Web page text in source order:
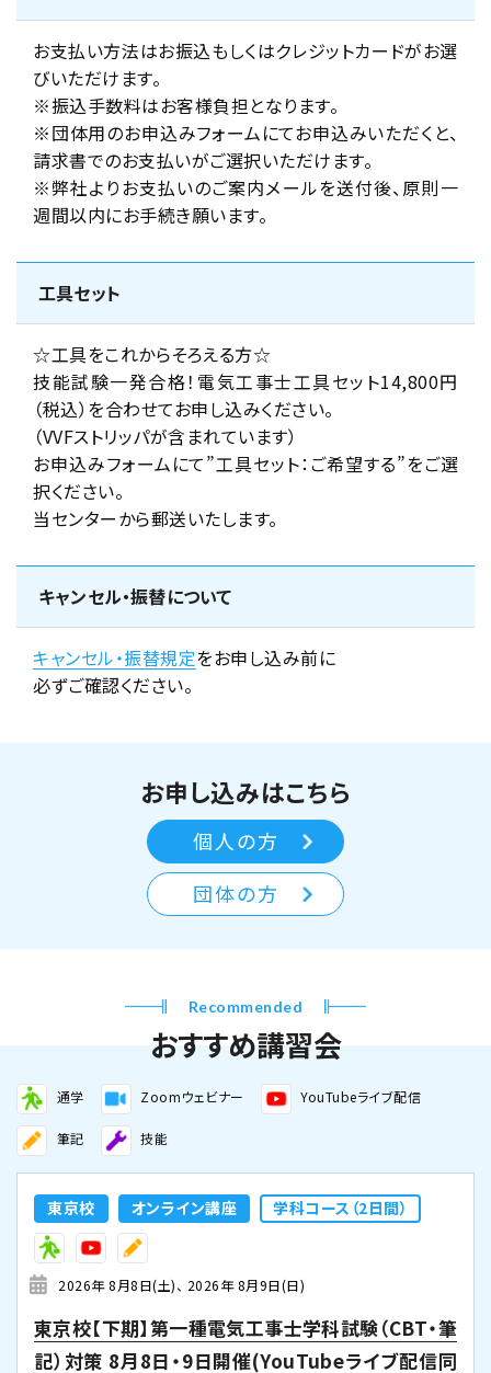
お支払い方法はお振込もしくはクレジットカードがお選
びいただけます。
※振込手数料はお客様負担となります。
※団体用のお申込みフォームにてお申込みいただくと、
請求書でのお支払いがご選択いただけます。
※弊社よりお支払いのご案内メールを送付後、原則一
週間以内にお手続き願います。
工具セット
☆工具をこれからそろえる方☆
技能試験一発合格！電気工事士工具セット14,800円
（税込）を合わせてお申し込みください。
（VVFストリッパが含まれています）
お申込みフォームにて”工具セット：ご希望する”をご選
択ください。
当センターから郵送いたします。
キャンセル・振替について
キャンセル・振替規定をお申し込み前に
必ずご確認ください。
お申し込みはこちら
個人の方
団体の方
Recommended
おすすめ講習会
通学 Zoomウェビナー YouTubeライブ配信
筆記 技能
東京校 オンライン講座 学科コース（2日間）
2026年 8月8日(土) 2026年 8月9日(日)
東京校【下期】第一種電気工事士学科試験（CBT・筆
記）対策 8月8日・9日開催(YouTubeライブ配信同